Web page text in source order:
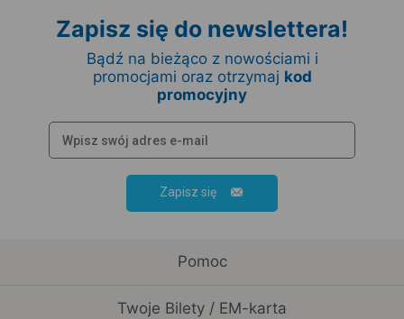
Zapisz się do newslettera!
Bądź na bieżąco z nowościami i
promocjami oraz otrzymaj kod
promocyjny
Zapisz się
Pomoc
Twoje Bilety / EM-karta